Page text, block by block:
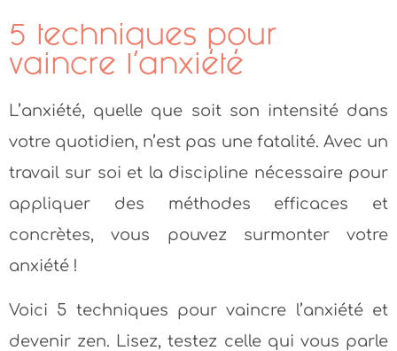
5 techniques pour
vaincre l’anxiété
L’anxiété, quelle que soit son intensité dans
votre quotidien, n’est pas une fatalité. Avec un
travail sur soi et la discipline nécessaire pour
appliquer des méthodes efficaces et
concrètes, vous pouvez surmonter votre
anxiété !
Voici 5 techniques pour vaincre l’anxiété et
devenir zen. Lisez, testez celle qui vous parle